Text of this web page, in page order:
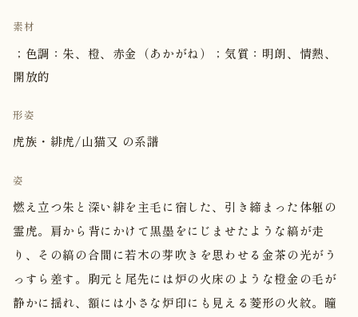
素材
；色調：朱、橙、赤金（あかがね）；気質：明朗、情熱、
開放的
形姿
虎族・緋虎/山猫又 の系譜
姿
燃え立つ朱と深い緋を主毛に宿した、引き締まった体躯の
霊虎。肩から背にかけて黒墨をにじませたような縞が走
り、その縞の合間に若木の芽吹きを思わせる金茶の光がう
っすら差す。胸元と尾先には炉の火床のような橙金の毛が
静かに揺れ、額には小さな炉印にも見える菱形の火紋。瞳